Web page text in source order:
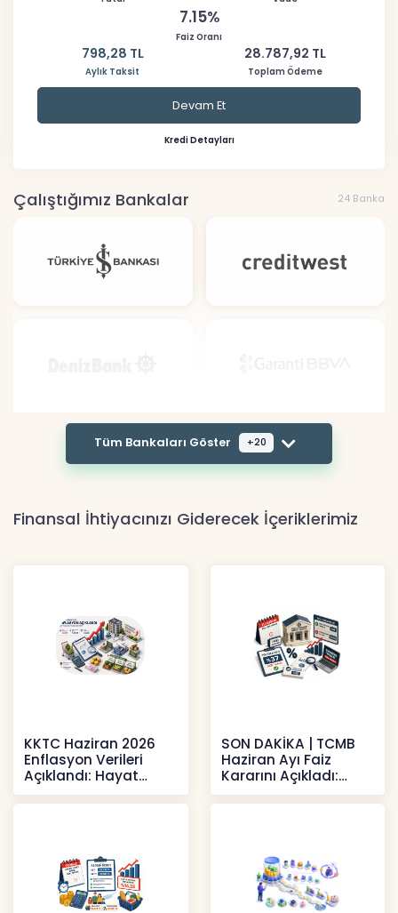
7.15%
Faiz Oranı
798,28 TL
Aylık Taksit
28.787,92 TL
Toplam Ödeme
Devam Et
Kredi Detayları
Çalıştığımız Bankalar 24 Banka
Tüm Bankaları Göster +20
Finansal İhtiyacınızı Giderecek İçeriklerimiz
KKTC Haziran 2026
Enflasyon Verileri
Açıklandı: Hayat
Pahalılığı Yükselişini
Sür
SON DAKİKA | TCMB
Haziran Ayı Faiz
Kararını Açıkladı:
Politika Faizi Yüzde
37’de